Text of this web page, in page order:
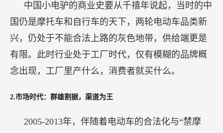
中国小电驴的商业史要从千禧年说起，当时的中
国仍是摩托车和自行车的天下，两轮电动车品类新
兴，仍处于不能合法上路的灰色地带，供给端更是
有限。此时行业处于工厂时代，仅有模糊的品牌概
念出现，工厂里产什么，消费者就买什么。
2.市场时代：群雄割据，渠道为王
2005-2013年，伴随着电动车的合法化与“禁摩